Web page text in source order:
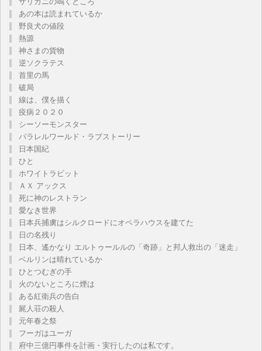
あの本は読まれているか
野良犬の値段
熱源
神さまの貨物
逆ソクラテス
首里の馬
破局
線は、僕を描く
疫病２０２０
シーソーモンスター
パラレルワールド・ラブストーリー
日本国紀
ひと
ホワイトラビット
ＡＸ アックス
死に神のレストラン
愛なき世界
日本兵捕虜はシルクロードにオペラハウスを建てた
日の名残り
日本、遙かなり エルトゥールルの「奇跡」と邦人救出の「迷走」
ベルリンは晴れているか
ひとつむぎの手
火のないところに煙は
ある紅衛兵の告白
屍人荘の殺人
元年春之祭
フーガはユーガ
府中三億円事件を計画・実行したのは私です。